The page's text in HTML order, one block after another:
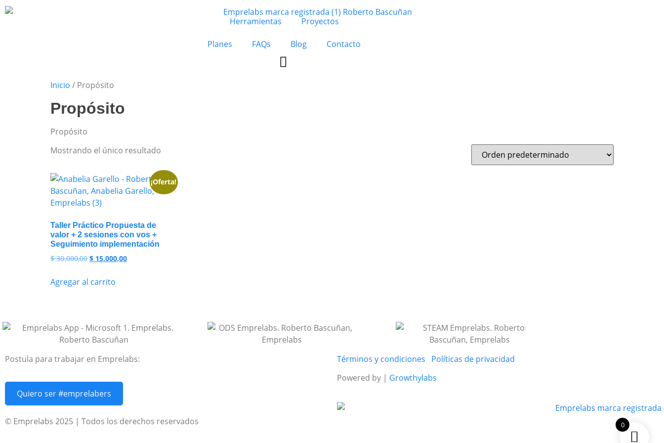
Herramientas Proyectos
Planes FAQs Blog Contacto
Inicio / Propósito
Propósito
Propósito
Mostrando el único resultado
¡Oferta!
Taller Práctico Propuesta de
valor + 2 sesiones con vos +
Seguimiento implementación
$30.000,00 $ 15.000,00
Agregar al carrito
Postula para trabajar en Emprelabs:
Quiero ser #emprelabers
© Emprelabs 2025 | Todos los derechos reservados
Términos y condiciones
Políticas de privacidad
Powered by | Growthylabs
0